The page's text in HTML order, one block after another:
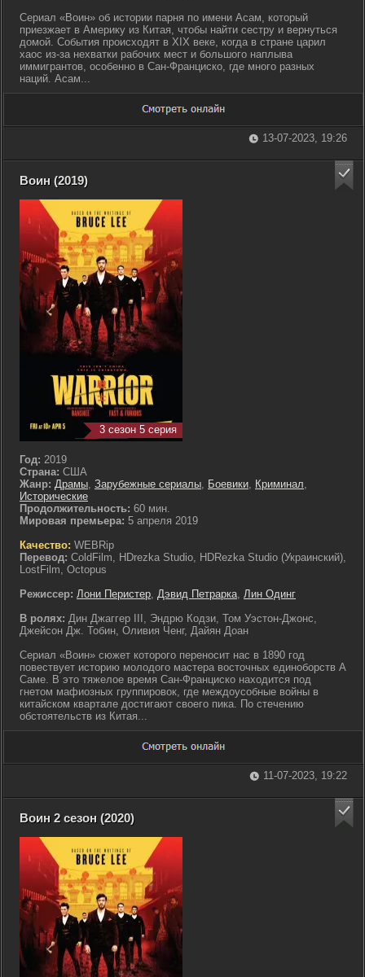
Сериал «Воин» об истории парня по имени Асам, который
приезжает в Америку из Китая, чтобы найти сестру и вернуться
домой. События происходят в XIX веке, когда в стране царил
хаос из-за нехватки рабочих мест и большого наплыва
иммигрантов, особенно в Сан-Франциско, где много разных
наций. Асам...
13-07-2023, 19:26
Воин (2019)
3 сезон 5 серия
Год: 2019
Страна: США
Жанр: Драмы, Зарубежные сериалы, Боевики, Криминал,
Исторические
Продолжительность: 60 мин.
Мировая премьера: 5 апреля 2019
Качество: WEBRip
Перевод: ColdFilm, HDrezka Studio, HDRezka Studio (Украинский),
LostFilm, Octopus
Режиссер: Лони Перистер, Дэвид Петрарка, Лин Одинг
В ролях: Дин Джаггер III, Эндрю Кодзи, Том Уэстон-Джонс,
Джейсон Дж. Тобин, Оливия Ченг, Дайян Доан
Сериал «Воин» сюжет которого переносит нас в 1890 год
повествует историю молодого мастера восточных единоборств А
Саме. В это тяжелое время Сан-Франциско находится под
гнетом мафиозных группировок, где междоусобные войны в
китайском квартале достигают своего пика. По стечению
обстоятельств из Китая...
11-07-2023, 19:22
Воин 2 сезон (2020)